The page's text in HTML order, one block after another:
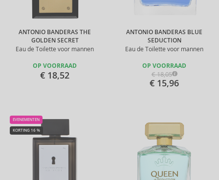
ANTONIO BANDERAS THE
GOLDEN SECRET
Eau de Toilette voor mannen
OP VOORRAAD
€ 18,52
ANTONIO BANDERAS BLUE
SEDUCTION
Eau de Toilette voor mannen
OP VOORRAAD
€ 18,05
€ 15,96
EVENEMENTEN
KORTING 16 %